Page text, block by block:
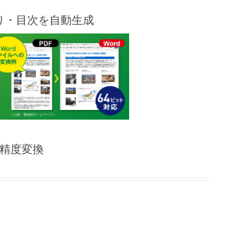
・目次を自動生成
度変換